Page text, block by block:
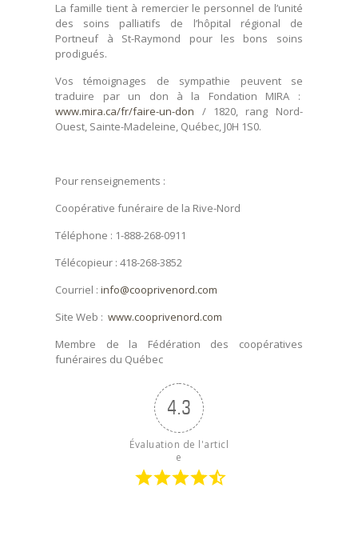
La famille tient à remercier le personnel de l’unité
des soins palliatifs de l’hôpital régional de
Portneuf à St-Raymond pour les bons soins
prodigués.
Vos témoignages de sympathie peuvent se
traduire par un don à la Fondation MIRA :
www.mira.ca/fr/faire-un-don / 1820, rang Nord-
Ouest, Sainte-Madeleine, Québec, J0H 1S0.
Pour renseignements :
Coopérative funéraire de la Rive-Nord
Téléphone : 1-888-268-0911
Télécopieur : 418-268-3852
Courriel :info@cooprivenord.com
Site Web :www.cooprivenord.com
Membre de la Fédération des coopératives
funéraires du Québec
4.3
Évaluation de l'articl
e